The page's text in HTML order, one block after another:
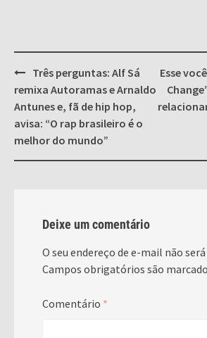
Post
navigation
Três perguntas: Alf Sá
remixa Autoramas e Arnaldo
Antunes e, fã de hip hop,
avisa: “O rap brasileiro é o
melhor do mundo”
Esse
Deixe um comentário
O seu endereço de e-mail não
Campos obrigatórios são
Comentário *